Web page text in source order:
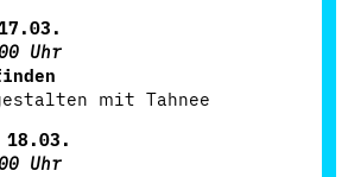
Uhr
mit Tahnee
Uhr